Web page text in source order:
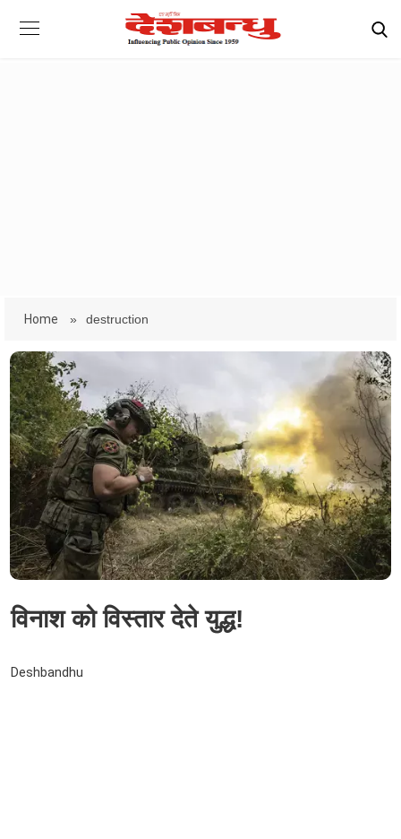
Home » destruction
विनाश को विस्तार देते युद्ध!
Deshbandhu